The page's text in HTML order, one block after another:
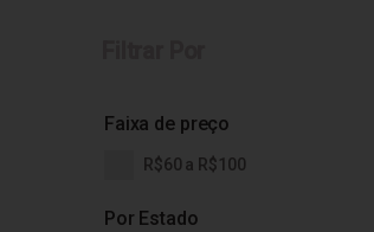
Por Estado
Faixa de preço
R$60 a R$100